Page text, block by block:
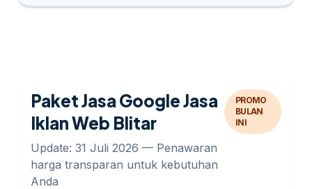
Paket Jasa Google Jasa
Iklan Web Blitar
Update: 31 Juli 2026 — Penawaran
harga transparan untuk kebutuhan
Anda
PROMO
BULAN
INI